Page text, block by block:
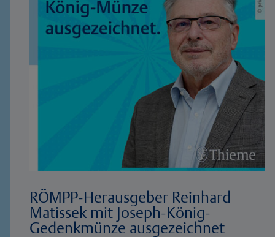
RÖMPP-Herausgeber Reinhard
Matissek mit Joseph-König-
Gedenkmünze ausgezeichnet